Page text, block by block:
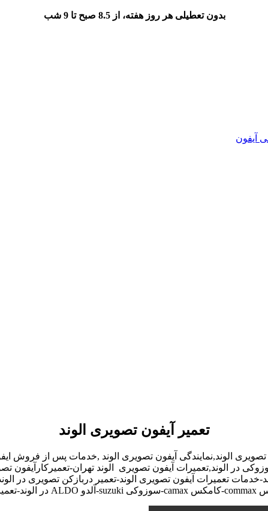
بدون تعطیلی هر روز هفته، از 8.5 صبح تا 9 شب
تعمیر آیفون تصویری الوند
تصویری الوند,نمایندگی آیفون تصویری الوند ,خدمات پس از فروش
در الوند,تعمیرات آیفون تصویری الوند تهران-تعمیرکارآیفون
تعمیرات آیفون تصویری الوند-تعمیر دربازکن تصویری در